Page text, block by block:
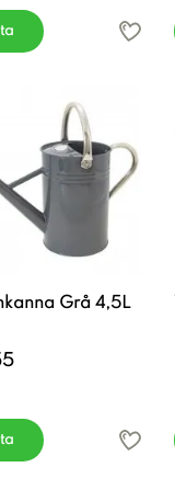
Grå 4,5L